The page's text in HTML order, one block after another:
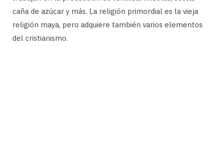
caña de azúcar y más. La religión primordial es la vieja
religión maya, pero adquiere también varios elementos
del cristianismo.